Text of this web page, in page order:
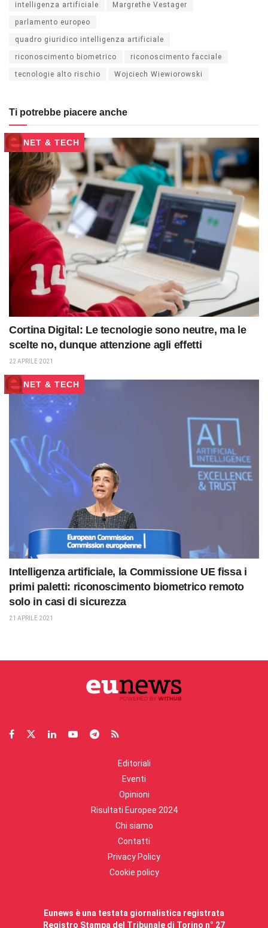
intelligenza artificiale Margrethe Vestager
parlamento europeo
quadro giuridico intelligenza artificiale
riconoscimento biometrico riconoscimento facciale
tecnologie alto rischio Wojciech Wiewiorowski
Ti potrebbe piacere anche
NET & TECH
Cortina Digital: Le tecnologie sono neutre, ma le
scelte no, dunque attenzione agli effetti
22 APRILE 2021
NET & TECH
Intelligenza artificiale, la Commissione UE fissa i
primi paletti: riconoscimento biometrico remoto
solo in casi di sicurezza
21 APRILE 2021
Editoriali
Eventi
Opinioni
Risultati Europee 2024
Chi siamo
Contatti
Privacy Policy
Cookie policy
Eunews è una testata giornalistica registrata
Registro Stampa del Tribunale di Torino n° 27